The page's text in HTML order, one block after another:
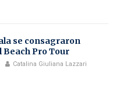
se consagraron
Beach Pro Tour
Catalina Giuliana Lazzari